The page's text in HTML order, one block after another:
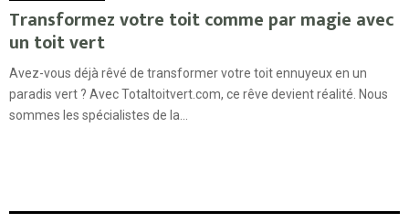
Transformez votre toit comme par magie avec
un toit vert
Avez-vous déjà rêvé de transformer votre toit ennuyeux en un
paradis vert ? Avec Totaltoitvert.com, ce rêve devient réalité. Nous
sommes les spécialistes de la...